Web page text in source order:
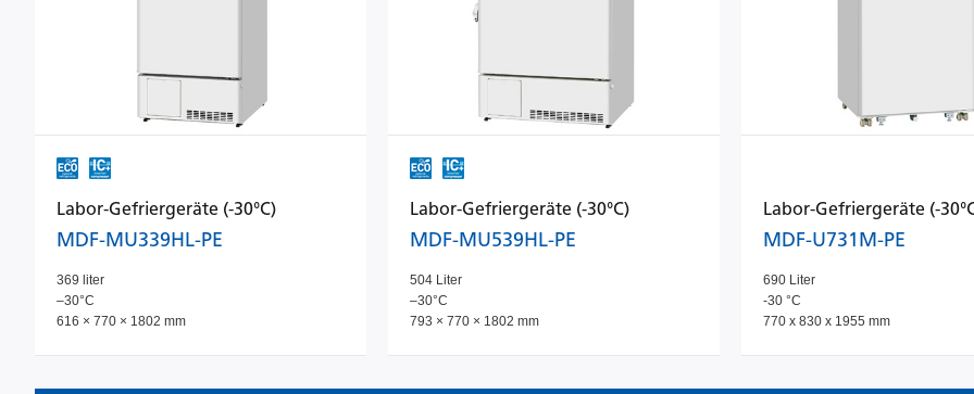
Labor-Gefriergeräte (-30°C)
MDF-MU339HL-PE
369 liter
–30°C
616 × 770 × 1802 mm
Labor-Gefriergeräte (-30°C)
MDF-MU539HL-PE
504 Liter
–30°C
793 × 770 × 1802 mm
Labor-Gefriergeräte (-
MDF-U731M-PE
690 Liter
-30 °C
770 x 830 x 1955 mm